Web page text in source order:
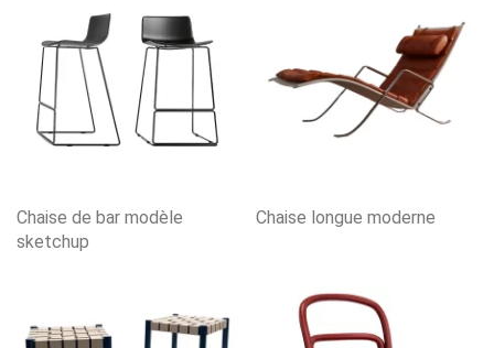
Chaise de bar modèle
sketchup
Chaise longue moderne